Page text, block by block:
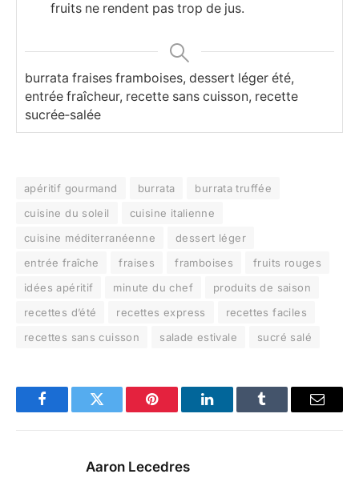
fruits ne rendent pas trop de jus.
burrata fraises framboises, dessert léger été,
entrée fraîcheur, recette sans cuisson, recette
sucrée‑salée
apéritif gourmand burrata
burrata truffée
cuisine du soleil
cuisine italienne
cuisine méditerranéenne
dessert léger
entrée fraîche
fraises framboises
fruits rouges
idées apéritif
minute du chef
produits de saison
recettes d’été
recettes express
recettes faciles
recettes sans cuisson
salade estivale sucré salé
FacebookTwitter Pinterest LinkedInTumblr Email
Aaron Lecedres